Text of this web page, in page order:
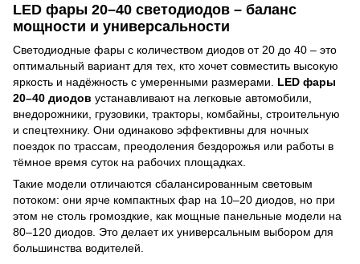
LED фары 20–40 светодиодов – баланс
мощности и универсальности
Светодиодные фары с количеством диодов от 20 до 40 – это
оптимальный вариант для тех, кто хочет совместить высокую
яркость и надёжность с умеренными размерами. LED фары
20–40 диодов устанавливают на легковые автомобили,
внедорожники, грузовики, тракторы, комбайны, строительную
и спецтехнику. Они одинаково эффективны для ночных
поездок по трассам, преодоления бездорожья или работы в
тёмное время суток на рабочих площадках.
Такие модели отличаются сбалансированным световым
потоком: они ярче компактных фар на 10–20 диодов, но при
этом не столь громоздкие, как мощные панельные модели на
80–120 диодов. Это делает их универсальным выбором для
большинства водителей.